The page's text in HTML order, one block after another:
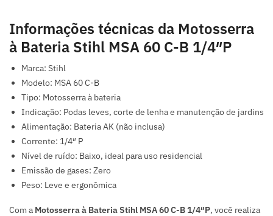
Informações técnicas da Motosserra
à Bateria Stihl MSA 60 C-B 1/4″P
Marca: Stihl
Modelo: MSA 60 C-B
Tipo: Motosserra à bateria
Indicação: Podas leves, corte de lenha e manutenção de jardins
Alimentação: Bateria AK (não inclusa)
Corrente: 1/4″ P
Nível de ruído: Baixo, ideal para uso residencial
Emissão de gases: Zero
Peso: Leve e ergonômica
Com a Motosserra à Bateria Stihl MSA 60 C-B 1/4″P, você realiza